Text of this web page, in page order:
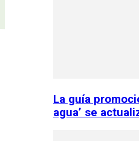
La guía
agua’ se